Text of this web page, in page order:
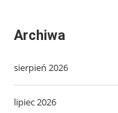
Archiwa
sierpień 2026
lipiec 2026